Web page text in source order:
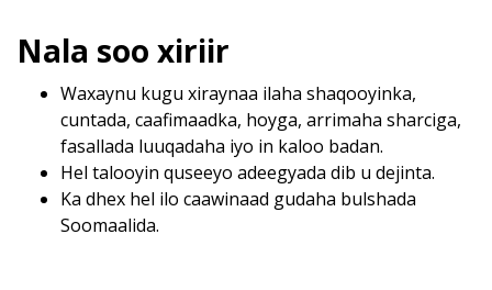
Nala soo xiriir
Waxaynu kugu xiraynaa ilaha shaqooyinka,
cuntada, caafimaadka, hoyga, arrimaha sharciga,
fasallada luuqadaha iyo in kaloo badan.
Hel talooyin quseeyo adeegyada dib u dejinta.
Ka dhex hel ilo caawinaad gudaha bulshada
Soomaalida.